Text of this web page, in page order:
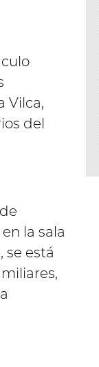
Vilca,
del
la sala
se está